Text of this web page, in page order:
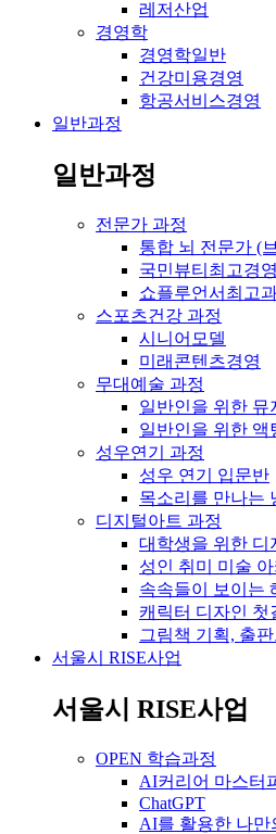
레저산업
경영학
경영학일반
건강미용경영
항공서비스경영
일반과정
일반과정
전문가 과정
통합 뇌 전문가 (
국민뷰티최고경
쇼플루언서최고
스포츠건강 과정
시니어모델
미래콘텐츠경영
무대예술 과정
일반인을 위한 뮤
일반인을 위한 액
성우연기 과정
성우 연기 입문반
목소리를 만나는
디지털아트 과정
대학생을 위한 디
성인 취미 미술 아
속속들이 보이는
캐릭터 디자인 첫
그림책 기획, 출
서울시 RISE사업
서울시 RISE사업
OPEN 학습과정
AI커리어 마스터
ChatGPT
AI를 활용한 나만